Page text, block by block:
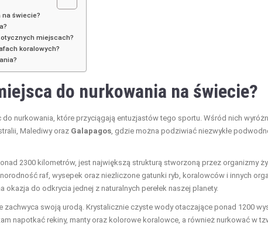
świecie?
miejscach?
koralowych?
do nurkowania na świecie?
nurkowania, które przyciągają entuzjastów tego sportu. Wśród nich
Malediwy oraz Galapagos , gdzie można podziwiać niezwykłe
2300 kilometrów, jest największą strukturą stworzoną przez organizmy
raf, wysepek oraz niezliczone gatunki ryb, koralowców i innych
do odkrycia jednej z naturalnych perełek naszej planety.
swoją urodą. Krystalicznie czyste wody otaczające ponad 1200
napotkać rekiny, manty oraz kolorowe koralowce, a również nurkować w